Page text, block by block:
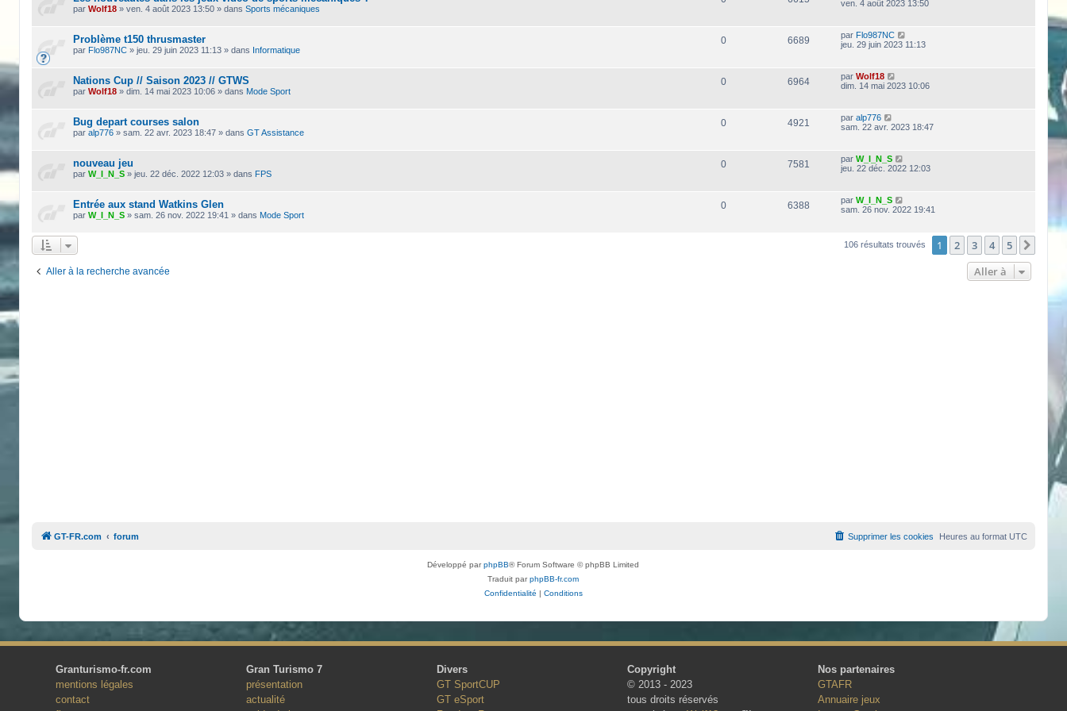
parWolf18 »ven. 4 août 2023 13:50 » dansSports mécaniques
ven. 4 août 2023 13:50
Problème t150 thrusmaster
par Flo987NC »jeu. 29 juin 2023 11:13 » dans Informatique
0 6689 par Flo987NC
jeu. 29 juin 2023 11:13
Nations Cup // Saison 2023 // GTWS
parWolf18 »dim. 14 mai 2023 10:06 » dans Mode Sport
0 6964 par Wolf18
dim. 14 mai 2023 10:06
Bug depart courses salon
paralp776 »sam. 22 avr. 2023 18:47 » dansGT Assistance
0 4921 par alp776
sam. 22 avr. 2023 18:47
nouveau jeu
parW_I_N_S »jeu. 22 déc. 2022 12:03 » dans FPS
0 7581 par W_I_N_S
jeu. 22 déc. 2022 12:03
Entrée aux stand Watkins Glen
parW_I_N_S »sam. 26 nov. 2022 19:41 » dans Mode Sport
0 6388 par W_I_N_S
sam. 26 nov. 2022 19:41
106 résultats trouvés 1 2 3 4 5
Aller à la recherche avancée Aller à
GT-FR.com forum Heures au format UTC
Supprimer les cookies
Développé parphpBB® Forum Software © phpBB Limited
Traduit parphpBB-fr.com
Confidentialité
Conditions
Granturismo-fr.com
mentions légales
contact
Gran Turismo 7
présentation
actualité
Divers
GT SportCUP
GT eSport
Copyright
© 2013 - 2023
tous droits réservés
Nos partenaires
GTAFR
Annuaire jeux